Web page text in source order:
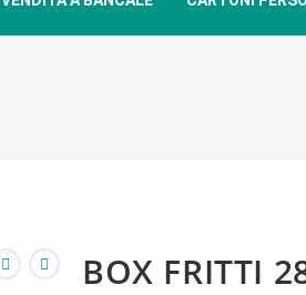
BOX FRITTI